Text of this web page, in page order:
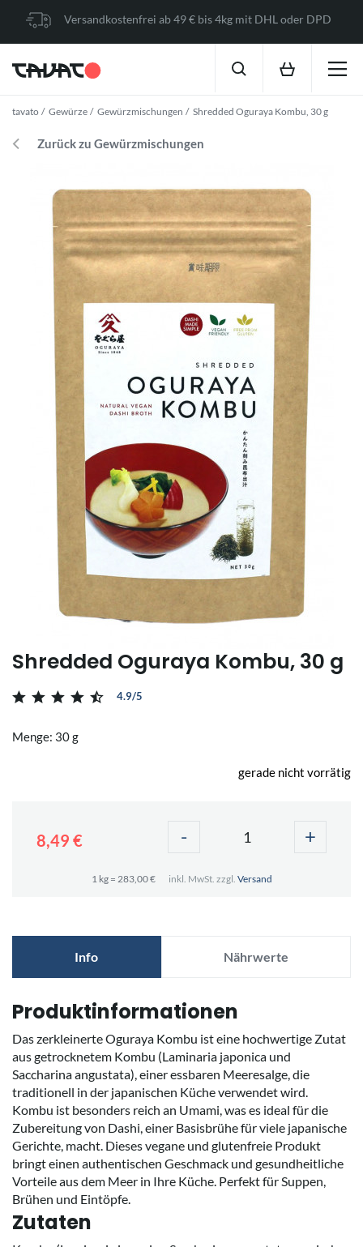
Versandkostenfrei ab 49 € bis 4kg mit DHL oder DPD
tavato Gewürze Gewürzmischungen Shredded Oguraya Kombu, 30 g
Zurück zu Gewürzmischungen
Shredded Oguraya Kombu, 30 g
4.9/5
Menge: 30 g
gerade nicht vorrätig
8,49 € - +
1 kg = 283,00 € inkl. MwSt. zzgl. Versand
Info Nährwerte
Produktinformationen
Das zerkleinerte Oguraya Kombu ist eine hochwertige Zutat
aus getrocknetem Kombu (Laminaria japonica und
Saccharina angustata), einer essbaren Meeresalge, die
traditionell in der japanischen Küche verwendet wird.
Kombu ist besonders reich an Umami, was es ideal für die
Zubereitung von Dashi, einer Basisbrühe für viele japanische
Gerichte, macht. Dieses vegane und glutenfreie Produkt
bringt einen authentischen Geschmack und gesundheitliche
Vorteile aus dem Meer in Ihre Küche. Perfekt für Suppen,
Brühen und Eintöpfe.
Zutaten